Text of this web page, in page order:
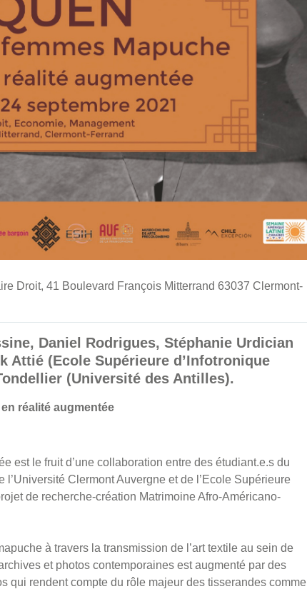
Droit, 41 Boulevard François Mitterrand 63037 Clermont-
Daniel Rodrigues, Stéphanie Urdician
Attié (Ecole Supérieure d’Infotronique
(Université des Antilles).
réalité augmentée
est le fruit d’une collaboration entre des étudiant.e.s du
Clermont Auvergne et de l’Ecole Supérieure
de recherche-création Matrimoine Afro-Américano-
à travers la transmission de l’art textile au sein de
et photos contemporaines est augmenté par des
qui rendent compte du rôle majeur des tisserandes comme